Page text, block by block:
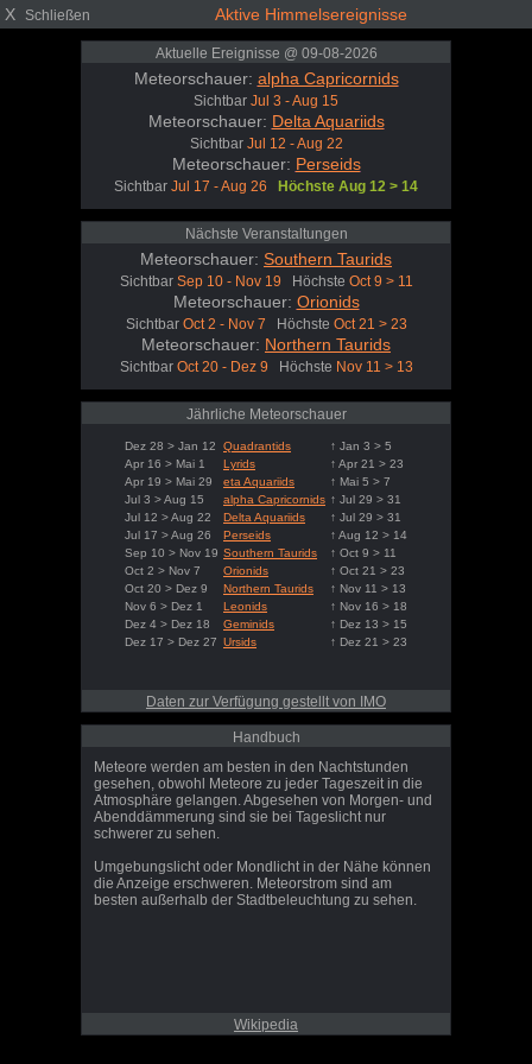
X Schließen Aktive Himmelsereignisse
Aktuelle Ereignisse @ 09-08-2026
Meteorschauer: alpha Capricornids
Sichtbar Jul 3 - Aug 15
Meteorschauer: Delta Aquariids
Sichtbar Jul 12 - Aug 22
Meteorschauer: Perseids
Sichtbar Jul 17 - Aug 26 Höchste Aug 12 > 14
Nächste Veranstaltungen
Meteorschauer: Southern Taurids
Sichtbar Sep 10 - Nov 19 Höchste Oct 9 > 11
Meteorschauer: Orionids
Sichtbar Oct 2 - Nov 7 Höchste Oct 21 > 23
Meteorschauer: Northern Taurids
Sichtbar Oct 20 - Dez 9 Höchste Nov 11 > 13
Jährliche Meteorschauer
Dez 28 > Jan 12 Quadrantids
↑ Jan 3 > 5
Apr 16 > Mai 1
Lyrids
↑ Apr 21 > 23
Apr 19 > Mai 29
eta Aquariids
↑ Mai 5 > 7
Jul 3 > Aug 15
alpha Capricornids ↑ Jul 29 > 31
Jul 12 > Aug 22
Delta Aquariids
↑ Jul 29 > 31
Jul 17 > Aug 26
Perseids
↑ Aug 12 > 14
Sep 10 > Nov 19 Southern Taurids
↑ Oct 9 > 11
Oct 2 > Nov 7
Orionids
↑ Oct 21 > 23
Oct 20 > Dez 9
Northern Taurids
↑ Nov 11 > 13
Nov 6 > Dez 1
Leonids
↑ Nov 16 > 18
Dez 4 > Dez 18
Geminids
↑ Dez 13 > 15
Dez 17 > Dez 27 Ursids ↑ Dez 21 > 23
Daten zur Verfügung gestellt von IMO
Handbuch
Meteore werden am besten in den Nachtstunden
gesehen, obwohl Meteore zu jeder Tageszeit in die
Atmosphäre gelangen. Abgesehen von Morgen- und
Abenddämmerung sind sie bei Tageslicht nur
schwerer zu sehen.
Umgebungslicht oder Mondlicht in der Nähe können
die Anzeige erschweren. Meteorstrom sind am
besten außerhalb der Stadtbeleuchtung zu sehen.
Wikipedia